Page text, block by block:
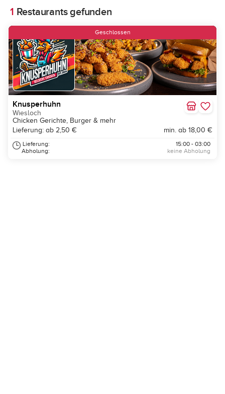
1 Restaurants gefunden
Geschlossen
Knusperhuhn
Wiesloch
Chicken Gerichte, Burger & mehr
Lieferung: ab 2,50 €
min. ab 18,00 €
Lieferung:
Abholung:
15:00 - 03:00
keine Abholung